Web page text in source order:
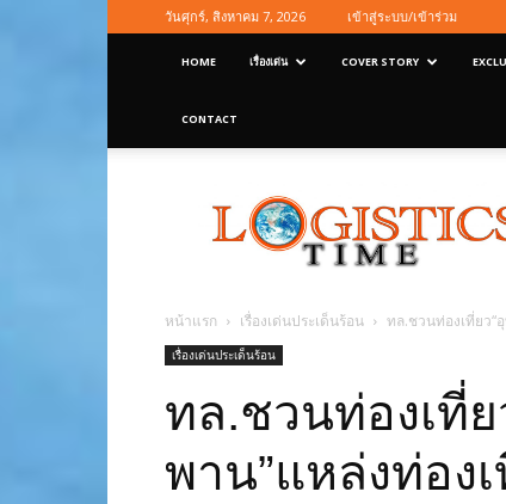
วันศุกร์, สิงหาคม 7, 2026 เข้าสู่ระบบ/เข้าร่วม
HOME เรื่องเด่น COVER STORY
CONTACT
Magazine
หน้าแรก เรื่องเด่นประเด็นร้อน ทล.ชวนท่องเที่ยว“
เรื่องเด่นประเด็นร้อน
ทล.ชวนท่องเที่
พาน”แหล่งท่อง